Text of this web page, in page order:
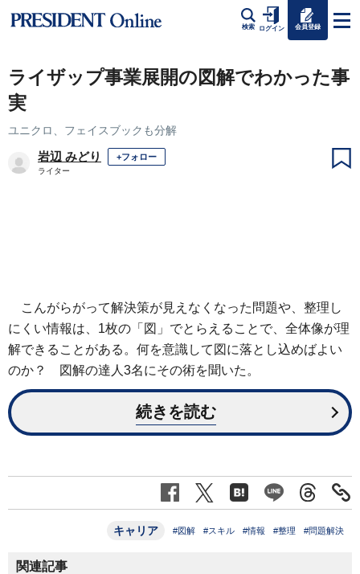
検索 ログイン 会員登録
ライザップ事業展開の図解でわかった事
実
ユニクロ、フェイスブックも分解
岩辺 みどり +フォロー
ライター
こんがらがって解決策が見えなくなった問題や、整理し
にくい情報は、1枚の「図」でとらえることで、全体像が理
解できることがある。何を意識して図に落とし込めばよい
のか？ 図解の達人3名にその術を聞いた。
続きを読む
キャリア #図解 #スキル #情報 #整理 #問題解決
関連記事